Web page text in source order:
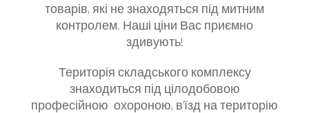
товарів, які не знаходяться під митним
контролем. Наші ціни Вас приємно
здивують!
Територія складського комплексу
знаходиться під цілодобовою
професійною охороною, в’їзд на територію